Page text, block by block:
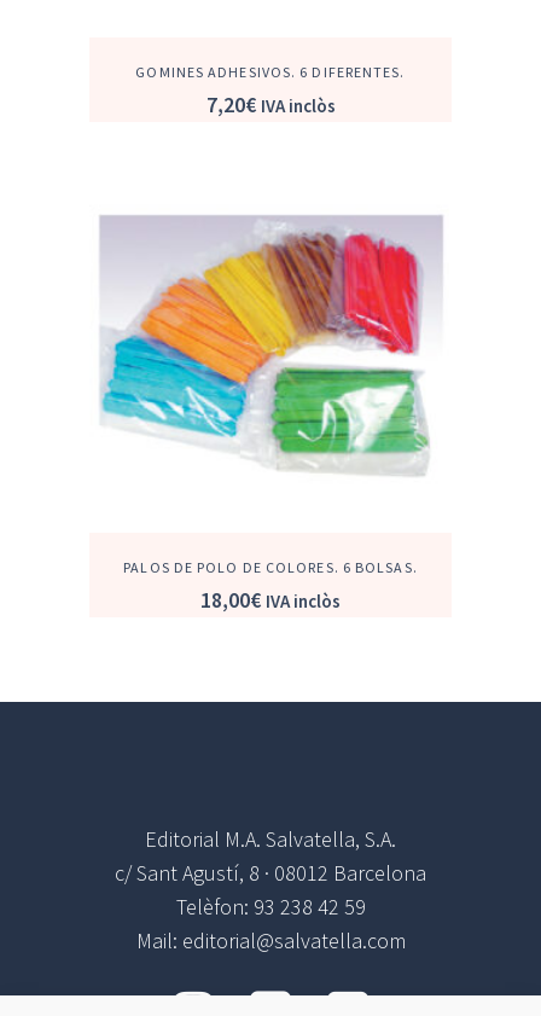
GOMINES ADHESIVOS. 6 DIFERENTES.
7,20€ IVA inclòs
PALOS DE POLO DE COLORES. 6 BOLSAS.
18,00€ IVA inclòs
Editorial M.A. Salvatella, S.A.
c/ Sant Agustí, 8 · 08012 Barcelona
Telèfon: 93 238 42 59
Mail: editorial@salvatella.com